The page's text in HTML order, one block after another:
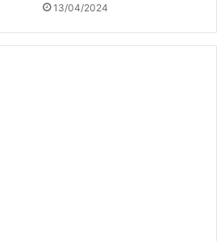
13/04/2024